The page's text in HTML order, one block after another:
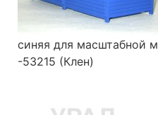
синяя для масштабной
-53215 (Клен)